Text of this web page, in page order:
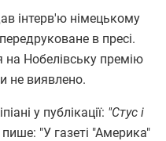
інтерв'ю німецькому
в пресі.
Нобелівську премію
не виявлено.
у публікації: "Стус і
пише: "У газеті "Америка"